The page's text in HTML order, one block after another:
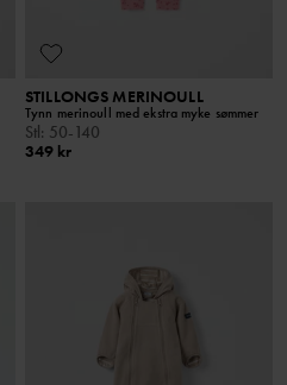
STILLONGS MERINOULL
Tynn merinoull med ekstra myke sømmer
Stl: 50-140
349 kr